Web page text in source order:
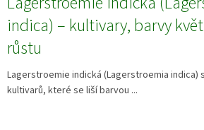
indica) – kultivary, barvy
růstu
Lagerstroemie indická (Lagerstroemia indica)
kultivarů, které se liší barvou ...